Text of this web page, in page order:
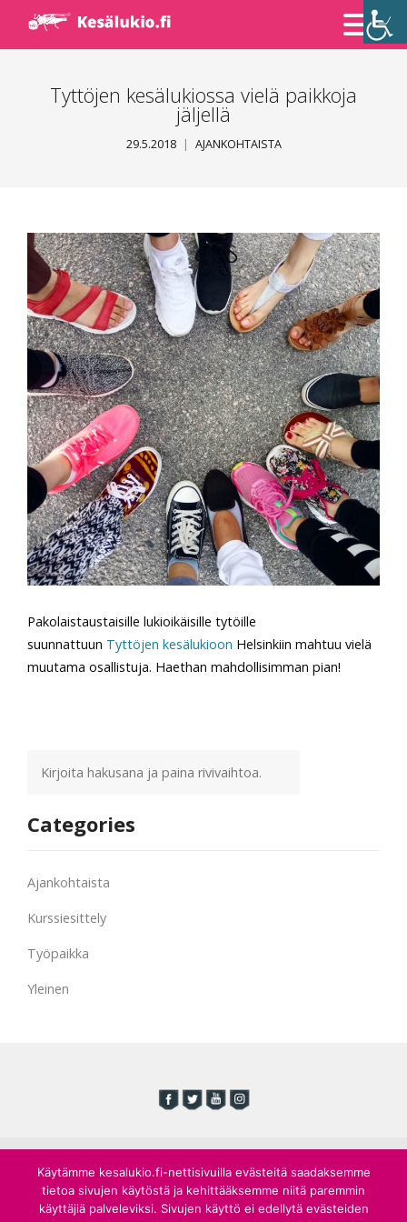
Tyttöjen kesälukiossa vielä paikkoja
jäljellä
29.5.2018 AJANKOHTAISTA
Pakolaistaustaisille lukioikäisille tytöille
suunnattuun Tyttöjen kesälukioon Helsinkiin mahtuu vielä
muutama osallistuja. Haethan mahdollisimman pian!
Categories
Ajankohtaista
Kurssiesittely
Työpaikka
Yleinen
Kesälukioseura ry
Kulttuuritalo, Sturenkatu 4, 00510 Helsinki puh. 040 757 0481
Käytämme kesalukio.fi-nettisivuilla evästeitä saadaksemme
tietoa sivujen käytöstä ja kehittääksemme niitä paremmin
käyttäjiä palveleviksi. Sivujen käyttö ei edellytä evästeiden